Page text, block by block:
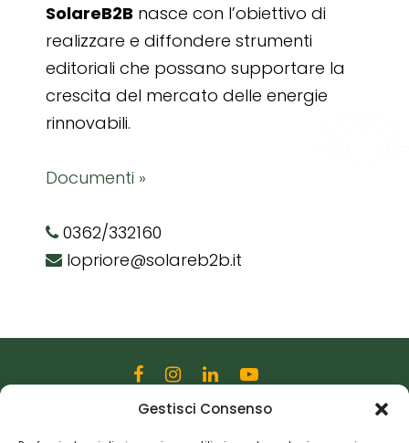
Gestisci Consenso
SolareB2B nasce con l’obiettivo di
realizzare e diffondere strumenti
editoriali che possano supportare la
crescita del mercato delle energie
rinnovabili.
Documenti »
0362/332160
lopriore@solareb2b.it